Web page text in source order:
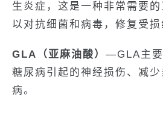
生炎症，这是一种非常需要
以对抗细菌和病毒，修复受损
GLA（亚麻油酸） —GLA主要
糖尿病引起的神经损伤、减
病。